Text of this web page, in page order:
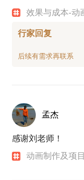
效果与成本-动
行家回复
孟杰
感谢刘老师！
动画制作及项